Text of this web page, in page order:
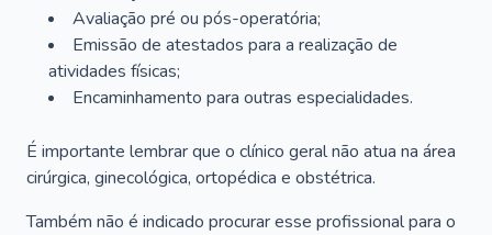
Avaliação pré ou pós-operatória;
Emissão de atestados para a realização de
atividades físicas;
Encaminhamento para outras especialidades.
É importante lembrar que o clínico geral não atua na área
cirúrgica, ginecológica, ortopédica e obstétrica.
Também não é indicado procurar esse profissional para o